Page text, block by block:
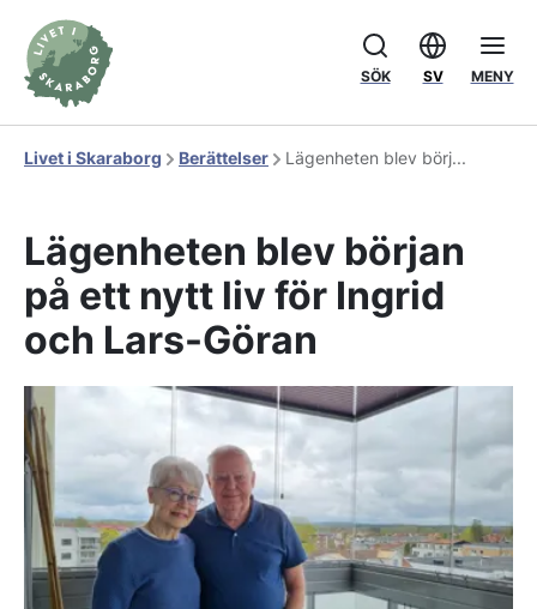
SÖK SV MENY
Livet i Skaraborg Berättelser Lägenheten blev börj...
Lägenheten blev början
på ett nytt liv för Ingrid
och Lars-Göran